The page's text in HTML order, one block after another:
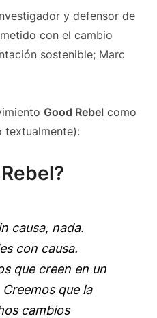
y defensor de
con el cambio
sostenible; Marc
Good Rebel como
textualmente):
causa, nada.
con causa.
que creen en un
que la
cambios